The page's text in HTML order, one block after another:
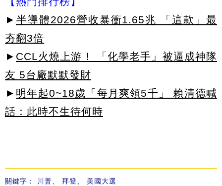
► 半導體2026營收暴衝1.65兆 「這款」最
夯翻3倍
► CCL火燒上游！ 「化學老手」被逼成神隊
友 5台廠默默發財
► 明年起0~18歲「每月爽領5千」 賴清德喊
話：此時不生待何時
關鍵字： 川普、 拜登、 美國大選